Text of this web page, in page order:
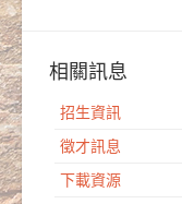
相關訊息
招生資訊
徵才訊息
下載資源